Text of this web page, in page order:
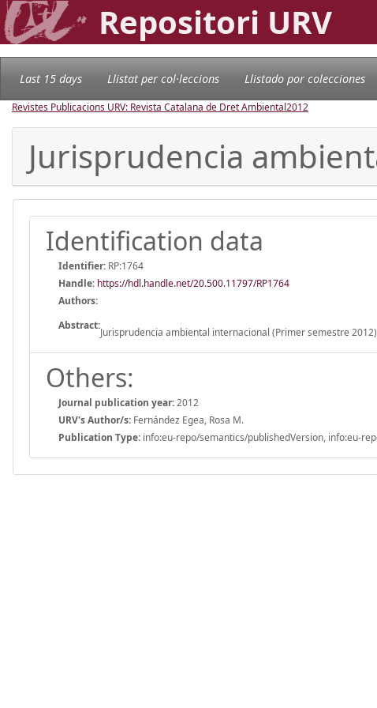
Repositori URV
Last 15 days Llistat per col·leccions Llistado por colecciones
Revistes Publicacions URV: Revista Catalana de Dret Ambiental2012
Jurisprudencia
Identification data
Identifier: RP:1764
Handle: https://hdl.handle.net/20.500.11797/RP1764
Authors:
Abstract:
Jurisprudencia ambiental internacional (Primer semestre 2012)
Others:
Journal publication year:2012
URV's Author/s: Fernández Egea, Rosa M.
Publication Type: info:eu-repo/semantics/publishedVersion, info:eu-